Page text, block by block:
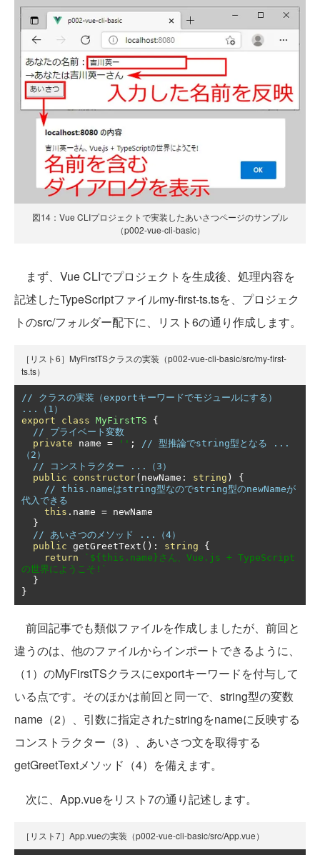
図14：Vue CLIプロジェクトで実装したあいさつページのサンプル
（p002-vue-cli-basic）
まず、Vue CLIでプロジェクトを生成後、処理内容を
記述したTypeScriptファイルmy-first-ts.tsを、プロジェク
トのsrc/フォルダー配下に、リスト6の通り作成します。
［リスト6］MyFirstTSクラスの実装（p002-vue-cli-basic/src/my-first-
ts.ts）
// クラスの実装（exportキーワードでモジュールにする）
...（1）
export
class MyFirstTS
{
// プライベート変数
private name = '' ;
// 型推論でstring型となる ...
（2）
// コンストラクター ...（3）
public
constructor( newName : string )
{
// this.nameはstring型なのでstring型のnewNameが
代入できる
this . name = newName
}
// あいさつのメソッド ...（4）
public getGreetText (): string
{
return
`${this.name}さん、Vue.js + TypeScript
の世界にようこそ!`
}
}
前回記事でも類似ファイルを作成しましたが、前回と
違うのは、他のファイルからインポートできるように、
（1）のMyFirstTSクラスにexportキーワードを付与して
いる点です。そのほかは前回と同一で、string型の変数
name（2）、引数に指定されたstringをnameに反映する
コンストラクター（3）、あいさつ文を取得する
getGreetTextメソッド（4）を備えます。
次に、App.vueをリスト7の通り記述します。
［リスト7］App.vueの実装（p002-vue-cli-basic/src/App.vue）